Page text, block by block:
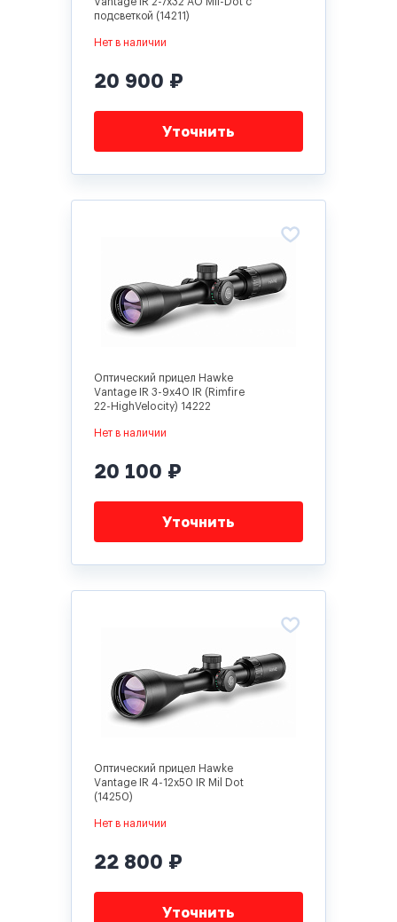
подсветкой (14211)
Нет в наличии
20 900 ₽
Уточнить
Оптический прицел Hawke
Vantage IR 3-9x40 IR (Rimfire
22-HighVelocity) 14222
Нет в наличии
20 100 ₽
Уточнить
Оптический прицел Hawke
Vantage IR 4-12x50 IR Mil Dot
(14250)
Нет в наличии
22 800 ₽
Уточнить